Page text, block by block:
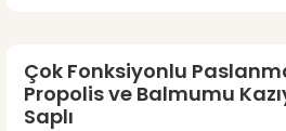
Çok Fonksiyonlu
Propolis ve Balmumu
Saplı